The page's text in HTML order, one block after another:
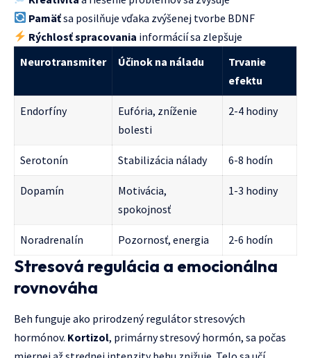
Pamäťsa posilňuje vďaka zvýšenej tvorbe BDNF
Rýchlosť spracovania informácií sa zlepšuje
Neurotransmiter
Účinok na náladu
Trvanie
efektu
Endorfíny
Eufória, zníženie
bolesti
2-4 hodiny
Serotonín Stabilizácia nálady 6-8 hodín
Dopamín
Motivácia,
spokojnosť
1-3 hodiny
Noradrenalín Pozornosť, energia 2-6 hodín
Stresová regulácia a emocionálna
rovnováha
Beh funguje ako prirodzený regulátor stresových
hormónov. Kortizol, primárny stresový hormón, sa počas